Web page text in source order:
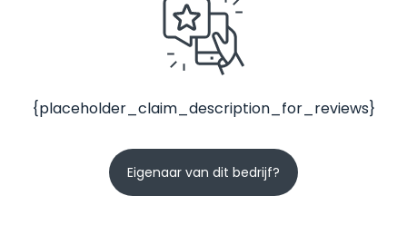
{placeholder_claim_description_for_reviews}
Eigenaar van dit bedrijf?